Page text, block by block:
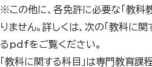
※この他に、各免許に必要な「教科
りません。詳しくは、次の「教科に
るpdfをご覧ください。
「教科に関する科目」は専門教育